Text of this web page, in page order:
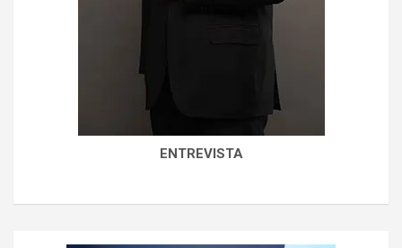
ENTREVISTA